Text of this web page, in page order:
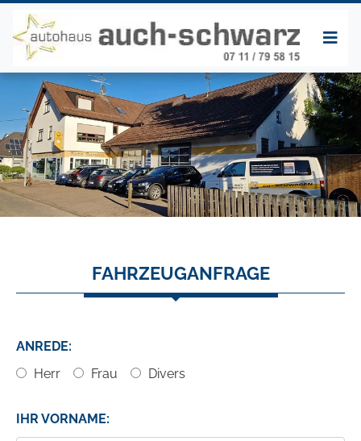
FAHRZEUGANFRAGE
ANREDE:
Herr
Frau Divers
IHR VORNAME: